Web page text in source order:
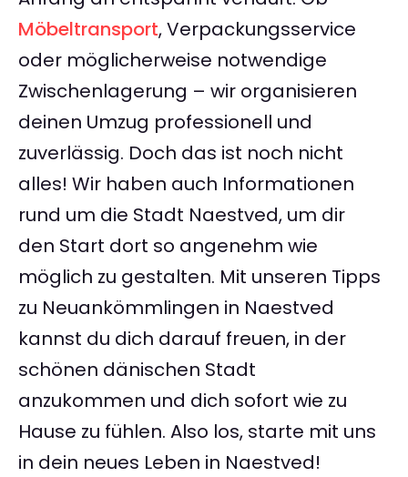
Möbeltransport, Verpackungsservice
oder möglicherweise notwendige
Zwischenlagerung – wir organisieren
deinen Umzug professionell und
zuverlässig. Doch das ist noch nicht
alles! Wir haben auch Informationen
rund um die Stadt Naestved, um dir
den Start dort so angenehm wie
möglich zu gestalten. Mit unseren Tipps
zu Neuankömmlingen in Naestved
kannst du dich darauf freuen, in der
schönen dänischen Stadt
anzukommen und dich sofort wie zu
Hause zu fühlen. Also los, starte mit uns
in dein neues Leben in Naestved!